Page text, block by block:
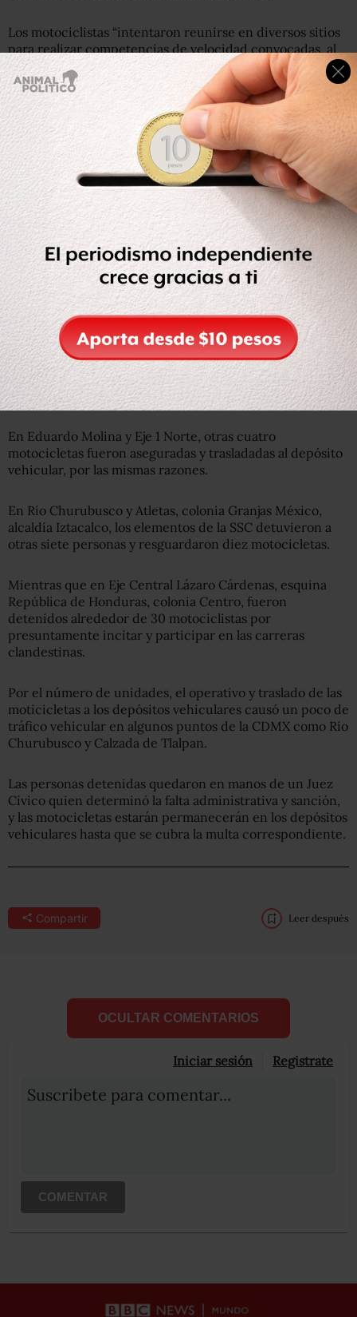
Los motociclistas “intentaron reunirse en diversos sitios
para realizar competencias de velocidad convocadas, al
parecer, a través de redes sociales”.
De acuerdo con la SSC-CDMX en la avenida Insurgentes
Norte y Coahuila, colonia Roma Norte, varias personas
fueron detenidas cuando ya realizaban los arrancones en
sus motocicletas.
En Eduardo Molina y Eje 1 Norte, otras cuatro
motocicletas fueron aseguradas y trasladadas al depósito
vehicular, por las mismas razones.
En Río Churubusco y Atletas, colonia Granjas México,
alcaldía Iztacalco, los elementos de la SSC detuvieron a
otras siete personas y resguardaron diez motocicletas.
Mientras que en Eje Central Lázaro Cárdenas, esquina
República de Honduras, colonia Centro, fueron
detenidos alrededor de 30 motociclistas por
presuntamente incitar y participar en las carreras
clandestinas.
Por el número de unidades, el operativo y traslado de las
moticicletas a los depósitos vehiculares causó un poco de
tráfico vehicular en algunos puntos de la CDMX como Río
Churubusco y Calzada de Tlalpan.
Las personas detenidas quedaron en manos de un Juez
Cívico quien determinó la falta administrativa y sanción,
y las motocicletas estarán permanecerán en los depósitos
vehiculares hasta que se cubra la multa correspondiente.
Compartir Leer después
OCULTAR COMENTARIOS
Iniciar sesión Registrate
Suscribete para comentar...
COMENTAR